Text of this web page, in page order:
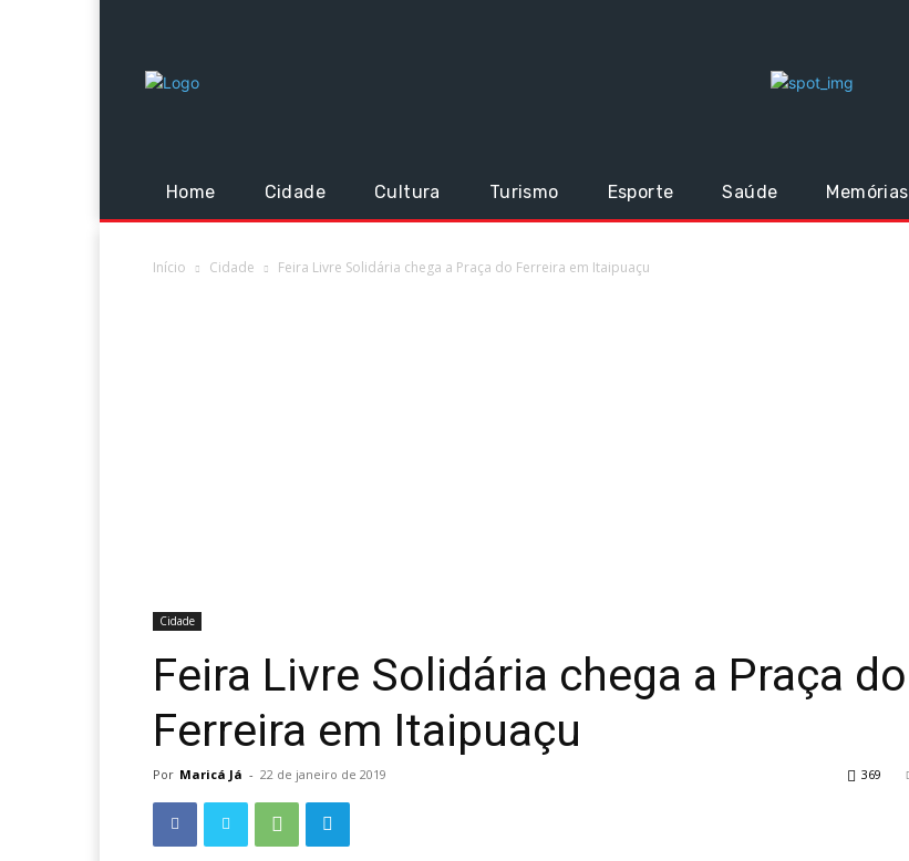
Home Cidade Cultura Turismo Esporte Saúde Memórias
Início Cidade Feira Livre Solidária chega a Praça do Ferreira em Itaipuaçu
Cidade
Feira Livre Solidária chega a Praça do
Ferreira em Itaipuaçu
Por Maricá Já - 22 de janeiro de 2019 369